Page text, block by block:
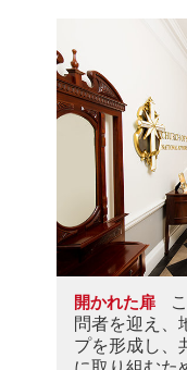
開かれた扉
問者を迎え、
プを形成し、